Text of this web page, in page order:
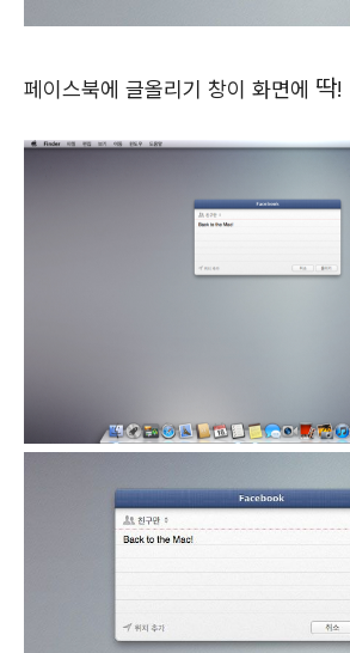
페이스북에 글올리기 창이 화면에 딱!